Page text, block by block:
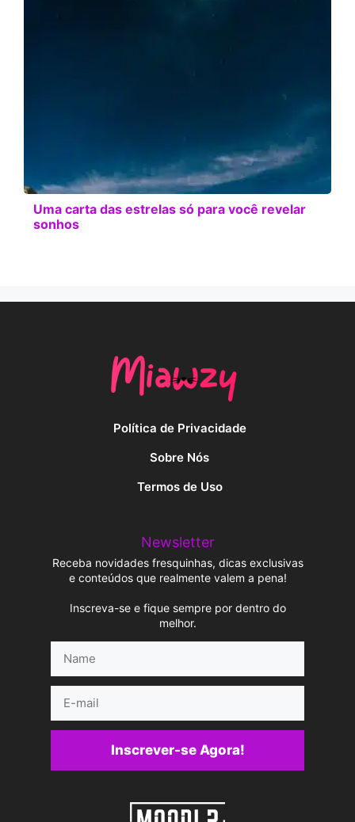
Uma carta das estrelas só para você revelar
sonhos
Política de Privacidade
Sobre Nós
Termos de Uso
Newsletter
Receba novidades fresquinhas, dicas exclusivas
e conteúdos que realmente valem a pena!
Inscreva-se e fique sempre por dentro do
melhor.
mail
Inscrever-se Agora!